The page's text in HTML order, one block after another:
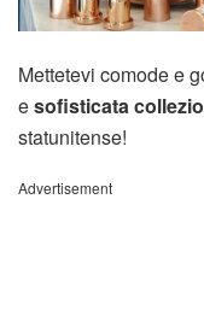
Mettetevi comode e
esofisticata
statunitense!
Advertisement